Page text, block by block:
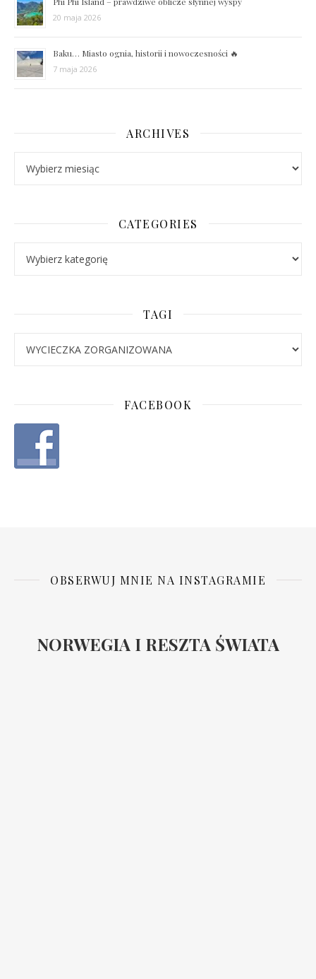
20 maja 2026
Baku… Miasto ognia, historii i nowoczesności 🔥
7 maja 2026
ARCHIVES
CATEGORIES
TAGI
FACEBOOK
OBSERWUJ MNIE NA INSTAGRAMIE
NORWEGIA I RESZTA ŚWIATA